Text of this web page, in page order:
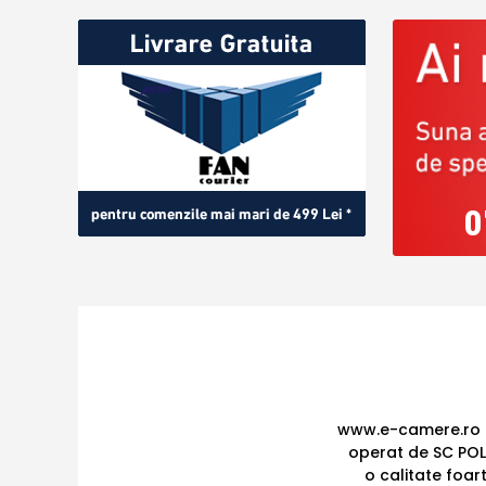
www.e-
operat de SC
o calitate